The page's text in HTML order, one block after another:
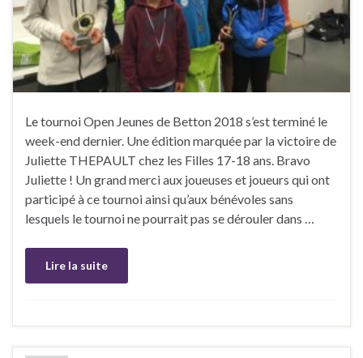
Le tournoi Open Jeunes de Betton 2018 s’est terminé le
week-end dernier. Une édition marquée par la victoire de
Juliette THEPAULT chez les Filles 17-18 ans. Bravo
Juliette ! Un grand merci aux joueuses et joueurs qui ont
participé à ce tournoi ainsi qu’aux bénévoles sans
lesquels le tournoi ne pourrait pas se dérouler dans …
Lire la suite